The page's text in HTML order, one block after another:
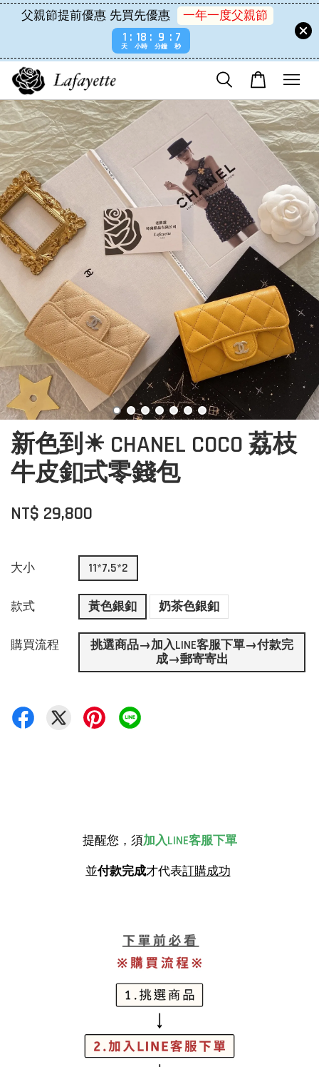
父親節提前優惠 先買先優惠
一年一度父親節
1
天
18
小時
9
分鐘
7
秒
新色到☀ CHANEL COCO 荔枝
牛皮釦式零錢包
NT$ 29,800
大小 11*7.5*2
款式 黃色銀釦 奶茶色銀釦
購買流程
挑選商品→加入LINE客服下單→付款完
成→郵寄寄出
提醒您，須加入LINE客服下單
並付款完成才代表訂購成功